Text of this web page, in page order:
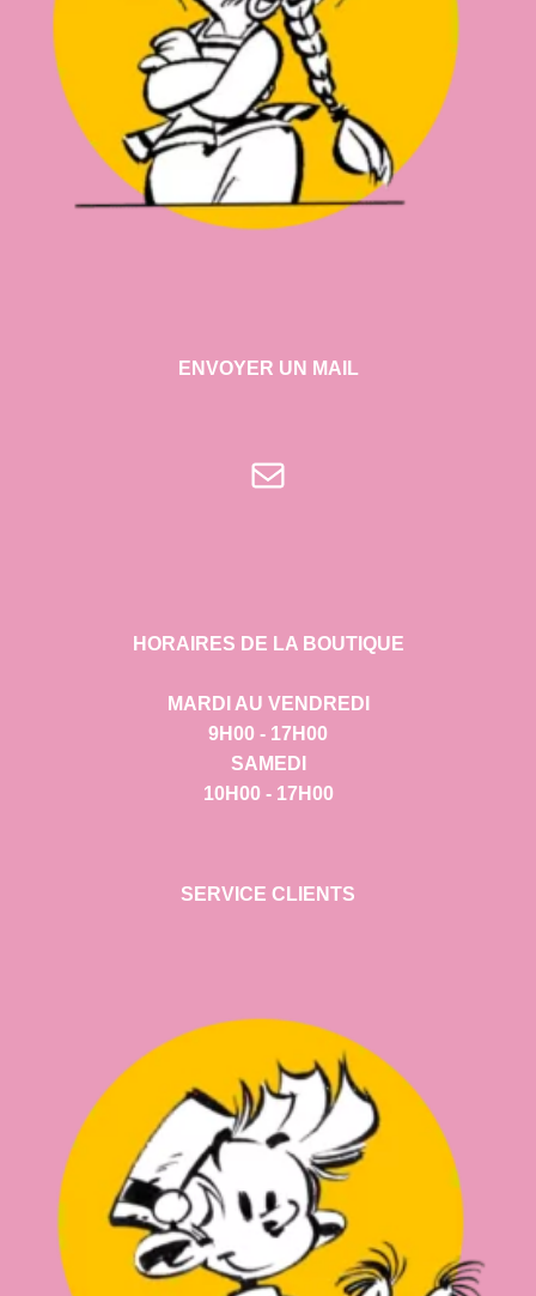
ENVOYER UN MAIL
E-mail
HORAIRES DE LA BOUTIQUE
MARDI AU VENDREDI
9H00 - 17H00
SAMEDI
10H00 - 17H00
SERVICE CLIENTS